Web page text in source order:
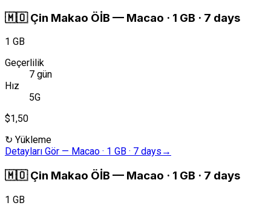
🇲🇴 Çin Makao ÖİB — Macao · 1 GB · 7 days
1 GB
Geçerlilik
7 gün
Hız
5G
$1,50
↻ Yükleme
Detayları Gör — Macao · 1 GB · 7 days →
🇲🇴 Çin Makao ÖİB — Macao · 1 GB · 7 days
1 GB